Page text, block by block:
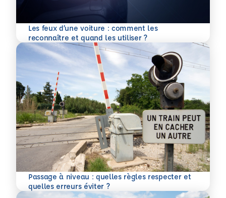
Les feux d’une voiture : comment les
reconnaître et quand les utiliser ?
En savoir plus
Passage à niveau : quelles règles respecter et
quelles erreurs éviter ?
En savoir plus